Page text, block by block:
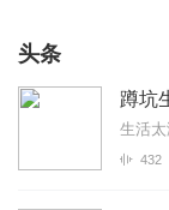
头条
蹲坑
生活
432